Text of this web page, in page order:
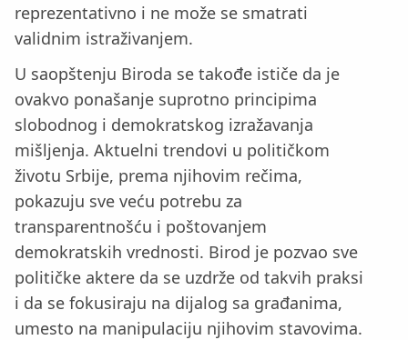
reprezentativno i ne može se smatrati
validnim istraživanjem.
U saopštenju Biroda se takođe ističe da je
ovakvo ponašanje suprotno principima
slobodnog i demokratskog izražavanja
mišljenja. Aktuelni trendovi u političkom
životu Srbije, prema njihovim rečima,
pokazuju sve veću potrebu za
transparentnošću i poštovanjem
demokratskih vrednosti. Birod je pozvao sve
političke aktere da se uzdrže od takvih praksi
i da se fokusiraju na dijalog sa građanima,
umesto na manipulaciju njihovim stavovima.